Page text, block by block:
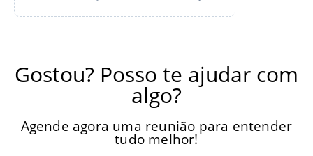
Gostou? Posso te ajudar com
algo?
Agende agora uma reunião para entender
tudo melhor!